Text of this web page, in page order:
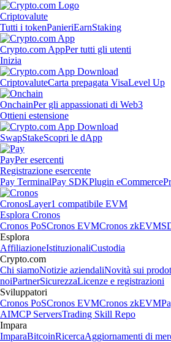
Criptovalute
Tutti i tokenPanieriEarnStaking
Crypto.com AppPer tutti gli utenti
Inizia
CriptovaluteCarta prepagata VisaLevel Up
OnchainPer gli appassionati di Web3
Ottieni estensione
SwapStakeScopri le dApp
PayPer esercenti
Registrazione esercente
Pay TerminalPay SDKPlugin eCommerce
CronosLayer1 compatibile EVM
Esplora Cronos
Cronos PoSCronos EVMCronos zkEVM
Esplora
AffiliazioneIstituzionaliCustodia
Crypto.com
Chi siamoNotizie aziendaliNovità sui
noiPartnerSicurezzaLicenze e registrazioni
Sviluppatori
Cronos PoSCronos EVMCronos zkEVM
AIMCP ServersTrading Skill Repo
Impara
ImparaBitcoinRicercaAggiornamenti di